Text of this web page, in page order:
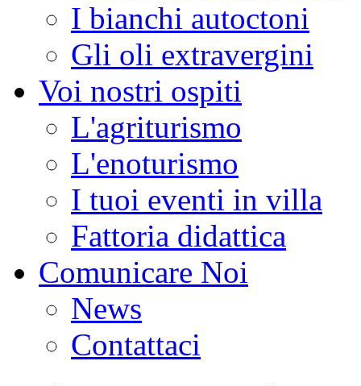
I bianchi autoctoni
Gli oli extravergini
Voi nostri ospiti
L'agriturismo
L'enoturismo
I tuoi eventi in villa
Fattoria didattica
Comunicare Noi
News
Contattaci